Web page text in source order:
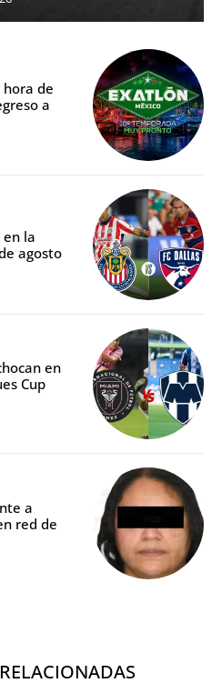
hora de
a
en la
agosto
en
Cup
a
red de